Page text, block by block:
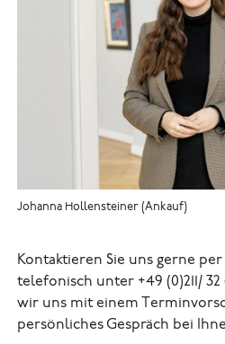
Johanna Hollensteiner (Ankauf)
Kontaktieren Sie uns gerne
telefonisch unter +49 (0)211/
wir uns mit einem
persönliches Gespräch bei